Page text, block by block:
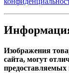
Изображения
сайта, могут